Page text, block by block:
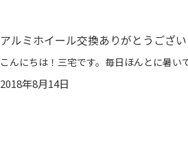
アルミホイール交換ありがとうござい
2018年8月14日